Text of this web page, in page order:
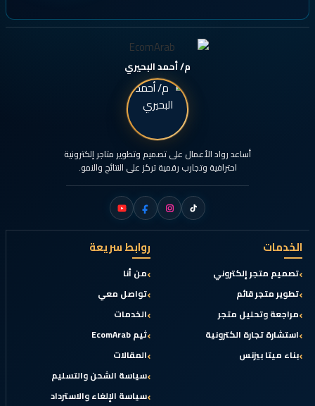
م/ أحمد البحيري
أساعد رواد الأعمال على تصميم وتطوير متاجر إلكترونية
احترافية وتجارب رقمية تركز على النتائج والنمو.
روابط سريعة
من أنا
تواصل معي
الخدمات
ثيم EcomArab
المقالات
سياسة الشحن والتسليم
سياسة الإلغاء والاسترداد
الخدمات
تصميم متجر إلكتروني
تطوير متجر قائم
مراجعة وتحليل متجر
استشارة تجارة الكترونية
بناء ميتا بيزنس